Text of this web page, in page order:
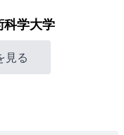
科学大学
見る